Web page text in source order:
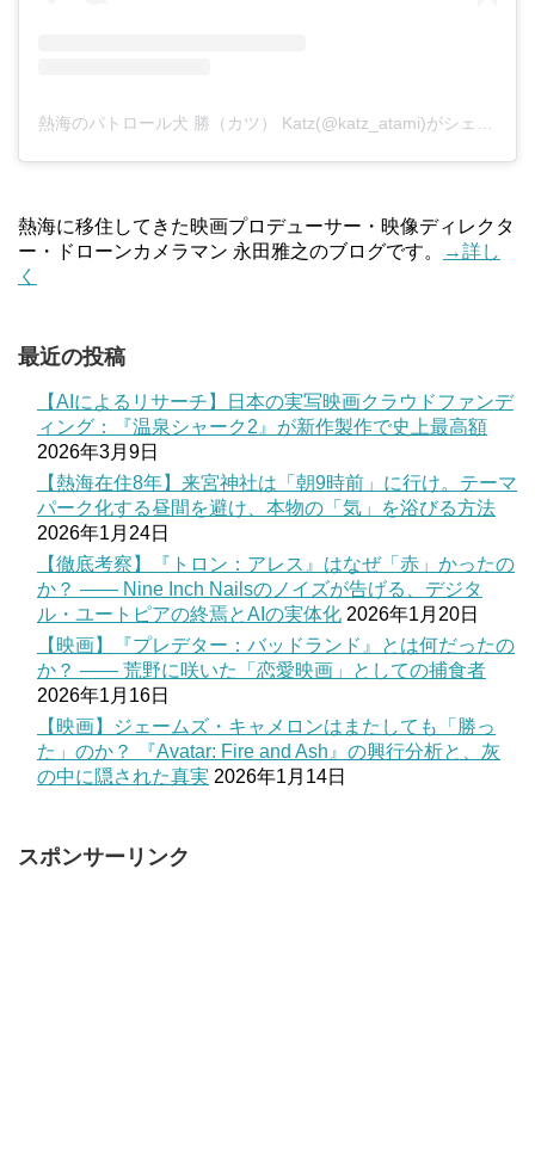
熱海に移住してきた映画プロデューサー・映像ディレクタ
ー・ドローンカメラマン 永田雅之のブログです。
→詳し
く
最近の投稿
【AIによるリサーチ】日本の実写映画クラウドファンデ
ィング：『温泉シャーク2』が新作製作で史上最高額
2026年3月9日
【熱海在住8年】来宮神社は「朝9時前」に行け。テーマ
パーク化する昼間を避け、本物の「気」を浴びる方法
2026年1月24日
【徹底考察】『トロン：アレス』はなぜ「赤」かったの
か？ —— Nine Inch Nailsのノイズが告げる、デジタ
ル・ユートピアの終焉とAIの実体化 2026年1月20日
【映画】『プレデター：バッドランド』とは何だったの
か？ —— 荒野に咲いた「恋愛映画」としての捕食者
2026年1月16日
【映画】ジェームズ・キャメロンはまたしても「勝っ
た」のか？ 『Avatar: Fire and Ash』の興行分析と、灰
の中に隠された真実 2026年1月14日
スポンサーリンク